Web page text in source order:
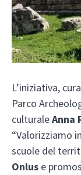
L’iniziativa,
Parco
culturaleAnna
“Valorizziamo
scuole del
Onlus e